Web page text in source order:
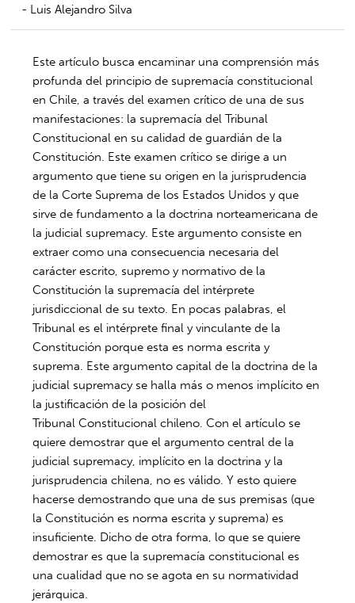
- Luis Alejandro Silva
Este artículo busca encaminar una comprensión más
profunda del principio de supremacía constitucional
en Chile, a través del examen crítico de una de sus
manifestaciones: la supremacía del Tribunal
Constitucional en su calidad de guardián de la
Constitución. Este examen crítico se dirige a un
argumento que tiene su origen en la jurisprudencia
de la Corte Suprema de los Estados Unidos y que
sirve de fundamento a la doctrina norteamericana de
la judicial supremacy. Este argumento consiste en
extraer como una consecuencia necesaria del
carácter escrito, supremo y normativo de la
Constitución la supremacía del intérprete
jurisdiccional de su texto. En pocas palabras, el
Tribunal es el intérprete final y vinculante de la
Constitución porque esta es norma escrita y
suprema. Este argumento capital de la doctrina de la
judicial supremacy se halla más o menos implícito en
la justificación de la posición del
Tribunal Constitucional chileno. Con el artículo se
quiere demostrar que el argumento central de la
judicial supremacy, implícito en la doctrina y la
jurisprudencia chilena, no es válido. Y esto quiere
hacerse demostrando que una de sus premisas (que
la Constitución es norma escrita y suprema) es
insuficiente. Dicho de otra forma, lo que se quiere
demostrar es que la supremacía constitucional es
una cualidad que no se agota en su normatividad
jerárquica.